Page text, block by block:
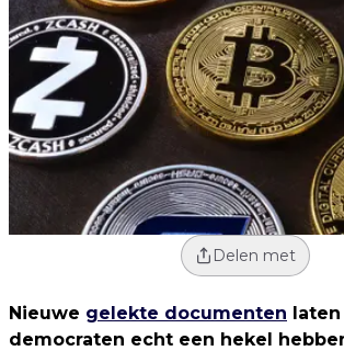
Delen met
Nieuwe gelekte documenten
democraten echt een hekel